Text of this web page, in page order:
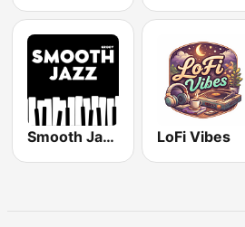
Smooth Jazz - Groov LoFi Vibes